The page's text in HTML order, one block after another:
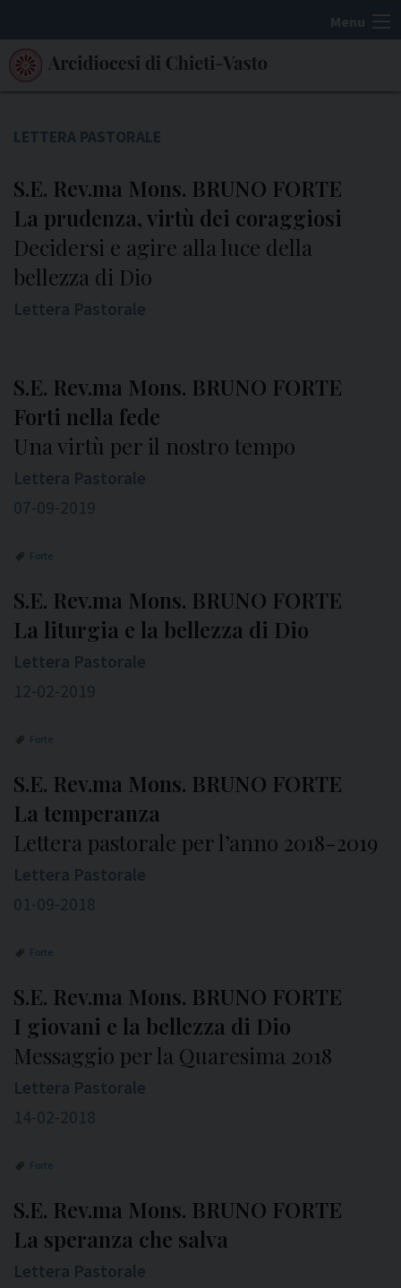
k
Menu
LETTERA PASTORALE
S.E. Rev.ma Mons. BRUNO FORTE
La prudenza, virtù dei coraggiosi
Decidersi e agire alla luce della
bellezza di Dio
Lettera Pastorale
S.E. Rev.ma Mons. BRUNO FORTE
Forti nella fede
Una virtù per il nostro tempo
Lettera Pastorale
07-09-2019
Forte
S.E. Rev.ma Mons. BRUNO FORTE
La liturgia e la bellezza di Dio
Lettera Pastorale
12-02-2019
Forte
S.E. Rev.ma Mons. BRUNO FORTE
La temperanza
Lettera pastorale per l’anno 2018-2019
Lettera Pastorale
01-09-2018
Forte
S.E. Rev.ma Mons. BRUNO FORTE
I giovani e la bellezza di Dio
Messaggio per la Quaresima 2018
Lettera Pastorale
14-02-2018
Forte
S.E. Rev.ma Mons. BRUNO FORTE
La speranza che salva
Lettera Pastorale